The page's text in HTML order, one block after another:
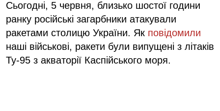
Сьогодні, 5 червня, близько шостої години
ранку російські загарбники атакували
ракетами столицю України. Як повідомили
наші військові, ракети були випущені з літаків
Ту-95 з акваторії Каспійського моря.